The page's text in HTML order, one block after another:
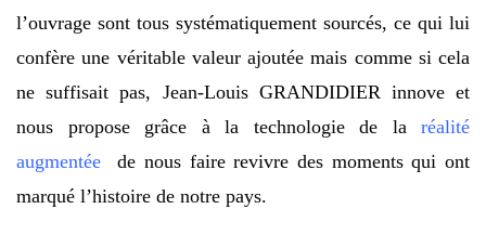
l’ouvrage sont tous systématiquement sourcés, ce qui lui
confère une véritable valeur ajoutée mais comme si cela
ne suffisait pas, Jean-Louis GRANDIDIER innove et
nous propose grâce à la technologie de la réalité
augmentée de nous faire revivre des moments qui ont
marqué l’histoire de notre pays.